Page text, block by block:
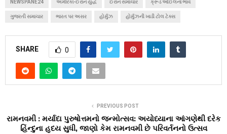
NEWSPANE24 અમેરિકા-ઈરાન યુદ્ધ ઈરાન સમાચાર ક્રૂડ ઓઈલના ભાવ
ગુજરતી સમાચાર ભારત પર અસર હોર્મુઝ હોર્મુઝની ખાડી ટોલ ટેક્સ
SHARE 0
PREVIOUS POST
રામનવમી : મર્યાદા પુરુષોત્તમનો જન્મોત્સવ: અયોધ્યાના આંગણેથી દરેક
હિંન્દુના હૃદય સુધી, જાણો કેમ રામનવમી છે પરિવર્તનનો ઉત્સવ